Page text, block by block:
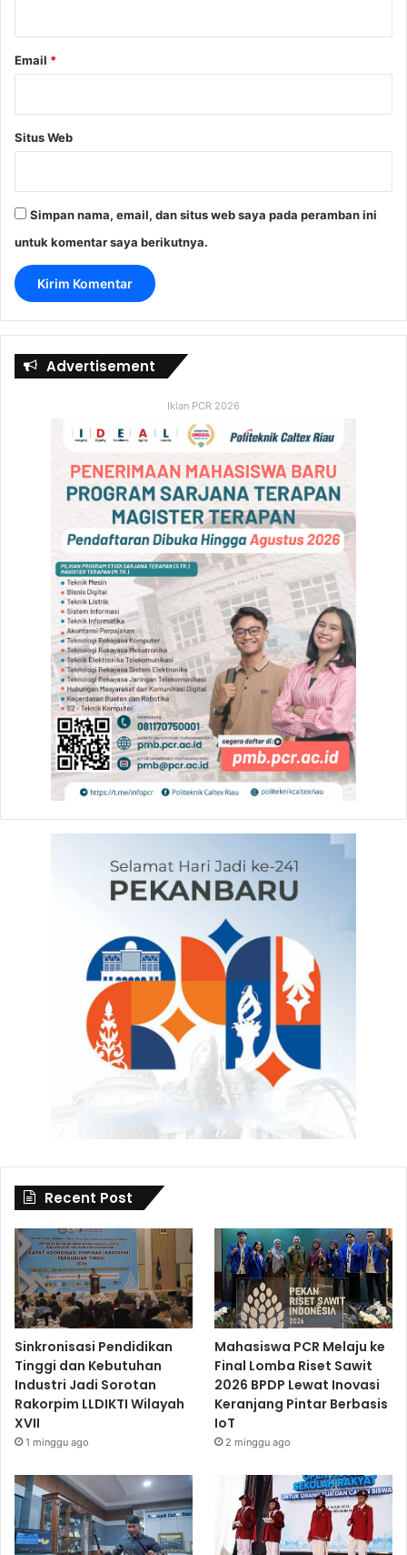
Email *
Situs Web
Simpan nama, email, dan situs web saya pada peramban ini
untuk komentar saya berikutnya.
Advertisement
Iklan PCR 2026
Recent Post
Sinkronisasi Pendidikan
Tinggi dan Kebutuhan
Industri Jadi Sorotan
Rakorpim LLDIKTI Wilayah
XVII
1 minggu ago
Mahasiswa PCR Melaju ke
Final Lomba Riset Sawit
2026 BPDP Lewat Inovasi
Keranjang Pintar Berbasis
IoT
2 minggu ago